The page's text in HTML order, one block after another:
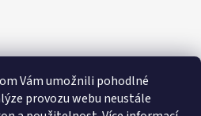
Vám umožnili pohodlné
provozu webu neustále